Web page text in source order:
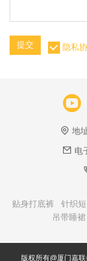
提交 隐私
地
电
贴身打底裤 针织
吊带睡裙
版权所有@厦门嘉